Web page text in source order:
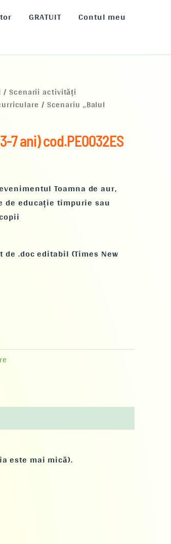
GRATUIT
Contul meu
/Scenarii activități
/ Scenariu „Balul
7 ani) cod.PE0032ES
Toamna de aur,
educație timpurie sau
de .doc editabil (Times New
este mai mică).